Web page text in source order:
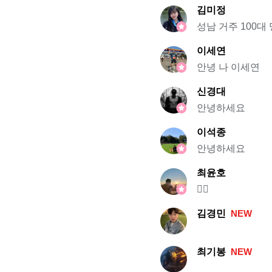
김미정
성남 거주 100대
이세연
안녕 나 이세연
신경대
안녕하세요
이석종
안녕하세요
최윤호
🏃‍♂️
김경민 NEW
최기봉 NEW